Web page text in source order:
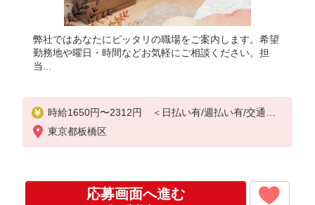
弊社ではあなたにピッタリの職場をご案内します。希望
勤務地や曜日・時間などお気軽にご相談ください。担
当...
時給1650円〜2312円 ＜日払い有/週払い有/交通費
全支給(ガソリン代含む)＞
東京都板橋区
応募画面へ進む